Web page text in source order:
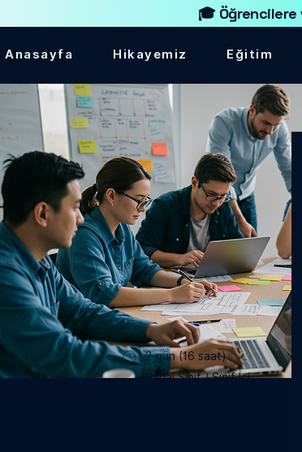
🎓 Öğrencilere
Anasayfa Hikayemiz Eğitim
Sanal Sınıf / Sınıf İçi
2 gün (16 saat)